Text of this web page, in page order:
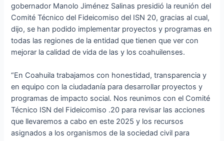
gobernador Manolo Jiménez Salinas presidió la reunión del
Comité Técnico del Fideicomiso del ISN 20, gracias al cual,
dijo, se han podido implementar proyectos y programas en
todas las regiones de la entidad que tienen que ver con
mejorar la calidad de vida de las y los coahuilenses.
“En Coahuila trabajamos con honestidad, transparencia y
en equipo con la ciudadanía para desarrollar proyectos y
programas de impacto social. Nos reunimos con el Comité
Técnico ISN del Fideicomiso .20 para revisar las acciones
que llevaremos a cabo en este 2025 y los recursos
asignados a los organismos de la sociedad civil para